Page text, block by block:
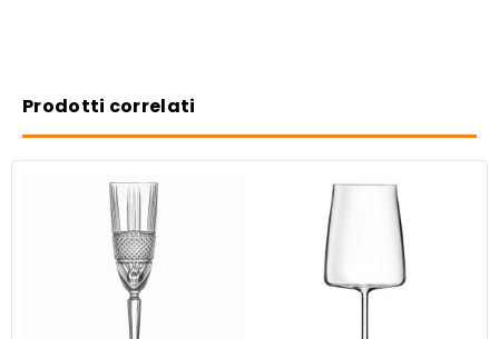
Prodotti correlati